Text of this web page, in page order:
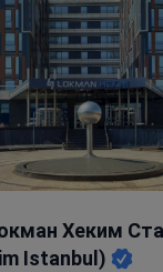
Хеким
Istanbul)